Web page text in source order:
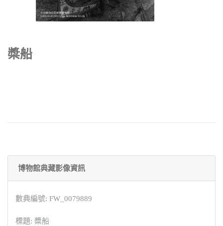
槳船
博物館典藏影像資訊
數典編號: FW_0079889
標題: 槳船